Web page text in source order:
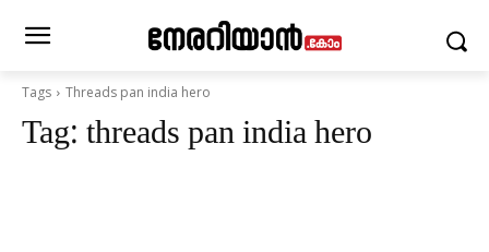
Tags Threads pan india hero
Tag: threads pan india hero